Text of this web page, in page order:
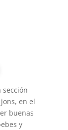
sección
en el
buenas
y